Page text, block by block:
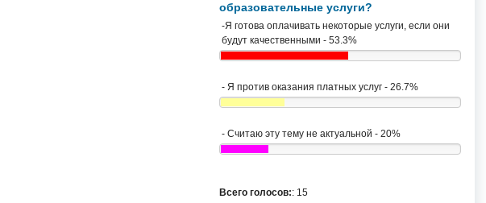
образовательные услуги?
-Я готова оплачивать некоторые услуги, если они
будут качественными - 53.3%
- Я против оказания платных услуг - 26.7%
- Считаю эту тему не актуальной - 20%
Всего голосов:: 15